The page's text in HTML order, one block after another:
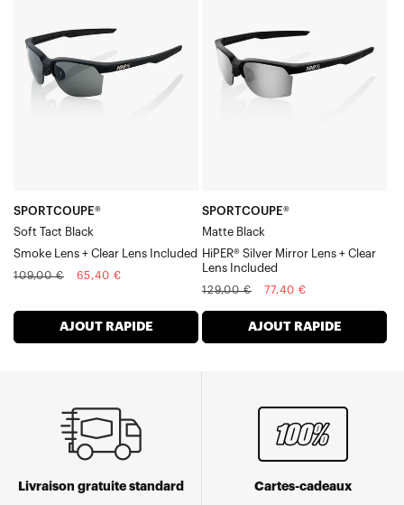
Tact
BlackSmoke
Lens
SPORTCOUPE®
Soft Tact Black
Smoke Lens + Clear Lens Included
Prix
109,00 €
Prix
65,40 €
AJOUT RAPIDE
BlackHiPER®
Silver
Mirror
Included
SPORTCOUPE®
Matte Black
HiPER® Silver Mirror Lens + Clear
Lens Included
Prix
129,00 €
Prix
77,40 €
AJOUT RAPIDE
Livraison gratuite standard Cartes-cadeaux